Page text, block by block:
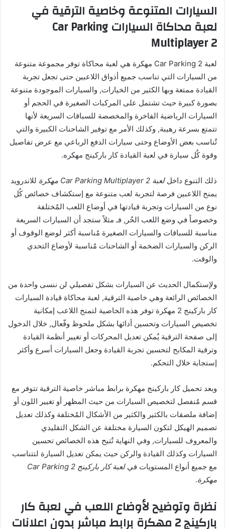
السيارات المتنوعة وخاصية الترقية في
لعبة محاكاة السيارات Car Parking
Multiplayer 2
لعبة Car Parking 2 مهكرة هي لعبة محاكاة توفر مجموعة متنوعة
من السيارات التي تناسب جميع أذواق اللاعبين حتى تجعل تجربة
القيادة ممتعة وبها الكثير من الخيارات, والسيارات الموجودة متنوعة
بصورة كبيرة حيث تشتمل على المركبات الصغيرة في الحجم أو
السيارات الرياضية الفاخرة والمخصصة للسباقات السريعة لأنها
تتمتع بسرعة رهيبة, وكذلك الأمر مع توفير الشاحنات الكبيرة والتي
تٌناسب بعض الأوضاع وحتى سيارات الدفع الرباعي مع عرض تفاصيل
وقوة كٌل سيارة في لعبة القيادة كار باركينج مهكره.
ذلك التنوع داخللعبة Car Parking Multiplayer 2 مهكرة
للاندرويد
يمنح اللاعبين فرصة لتجربة لعب متنوعة مع إستكشاف خصائص كُل
نوع من السيارات وتجربة قيادتها في أوضاع اللعب المٌختلفة
وخصوصاً في وضع اللعب الحٌر, فـ مثلاً ستجد أن السيارات السريعة
مناسبة للسباقات والسيارات الصغيرة مٌناسبة أكثر لوضع الوقوف أو
الركن والسيارات الضخمة أو الشاحنات مٌناسبة لأوضاع التحدي
والوقت.
ولإستكمال الحديث عن السيارات بشكل تفصيلي لن ننسى واحدة من
الخصائص الرائعة وهي خاصية الترقية, لعبة محاكاة قيادة السيارات
كار باركينج 2 مهكرة توفر هذه الخاصية لتمنح اللاعب إمكانية
تخصيص السيارات وتحسين أدائها بشكل ملحوظ وفّعال, خلال الدخول
إلى صفحة الترقية يٌمكن تعديل المحركات أو تغيير أنظمة القيادة
وترقية المكابح لتحسين تجربة القيادة وجعل السيارات أسرع وأكثر
إستجابة خلال التحكم.
وبعد تحميل كار باركينج مهكرة برابط مباشر خاصية الترقية تتوفر مع
قسم مٌنفصل لتخصيص السيارات من حيث المظهر أو تغيير اللون أو
إضافة ملصقات بالكثير والكثير من الأشكال المٌختلفة وكذلك تعديل
تصميم الهيكل لتكون السيارة مختلفة عن الشكل التقليدي
والمعروف للسيارات, وفي النهاية تٌتيح هذه الخصائص تحسين
السيارات وكذلك القيادة والركن حيث يمكن تعديل السيارة لتتناسب
مع جميع أنواع المستويات في
لعبة كار باركينج Car Parking 2
مهكرة.
نظرة وتوضيح لأوضاع اللعب في لعبة كار
باركينج 2 مهكرة برابط مباشر بدون اعلانات